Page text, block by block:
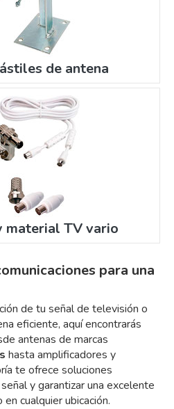
de antena
material TV vario
para una
de tu señal de televisión o
eficiente, aquí encontrarás
antenas de marcas
hasta amplificadores y
te ofrece soluciones
y garantizar una excelente
cualquier ubicación.